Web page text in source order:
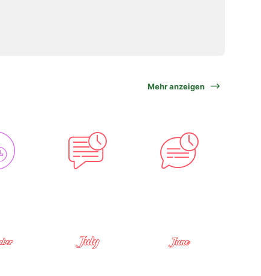
Mehr anzeigen